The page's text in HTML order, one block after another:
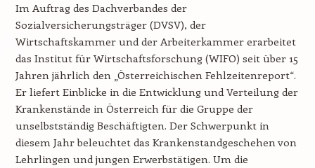
Im Auftrag des Dachverbandes der
Sozialversicherungsträger (DVSV), der
Wirtschaftskammer und der Arbeiterkammer erarbeitet
das Institut für Wirtschaftsforschung (WIFO) seit über 15
Jahren jährlich den „Österreichischen Fehlzeitenreport“.
Er liefert Einblicke in die Entwicklung und Verteilung der
Krankenstände in Österreich für die Gruppe der
unselbstständig Beschäftigten. Der Schwerpunkt in
diesem Jahr beleuchtet das Krankenstandgeschehen von
Lehrlingen und jungen Erwerbstätigen. Um die